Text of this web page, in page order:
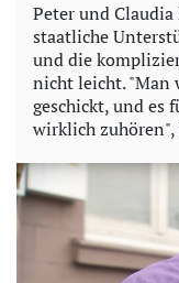
Peter und
staatliche
und die
nicht leicht. "Man
geschickt, und es
wirklich